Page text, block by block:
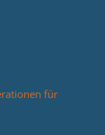
für